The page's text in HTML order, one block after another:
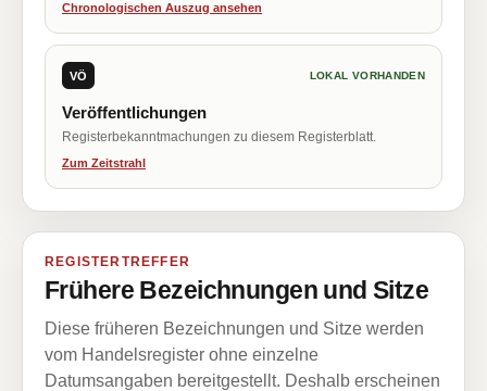
Chronologischen Auszug ansehen
VÖ LOKAL VORHANDEN
Veröffentlichungen
Registerbekanntmachungen zu diesem Registerblatt.
Zum Zeitstrahl
REGISTERTREFFER
Frühere Bezeichnungen und Sitze
Diese früheren Bezeichnungen und Sitze werden
vom Handelsregister ohne einzelne
Datumsangaben bereitgestellt. Deshalb erscheinen